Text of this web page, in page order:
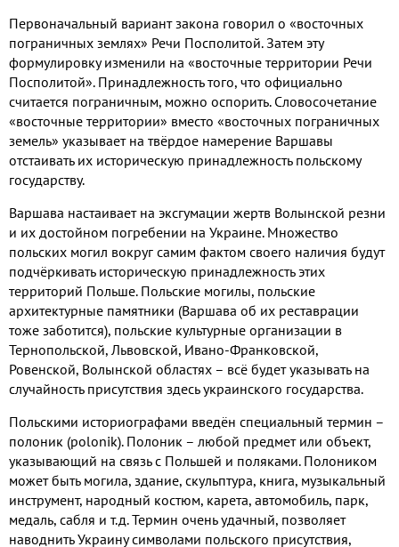
Первоначальный вариант закона говорил о «восточных
пограничных землях» Речи Посполитой.Затем эту
формулировку изменили на «восточные территории Речи
Посполитой». Принадлежность того, что официально
считается пограничным, можно оспорить. Словосочетание
«восточные территории» вместо «восточных пограничных
земель» указывает на твёрдое намерение Варшавы
отстаивать их историческую принадлежность польскому
государству.
Варшава настаивает на эксгумации жертв Волынской резни
и их достойном погребении на Украине. Множество
польских могил вокруг самим фактом своего наличия будут
подчёркивать историческую принадлежность этих
территорий Польше. Польские могилы, польские
архитектурные памятники (Варшава об их реставрации
тоже заботится), польские культурные организации в
Тернопольской, Львовской, Ивано-Франковской,
Ровенской, Волынской областях – всё будет указывать на
случайность присутствия здесь украинского государства.
Польскими историографами введён специальный термин –
полоник (polonik). Полоник – любой предмет или объект,
указывающий на связь с Польшей и поляками. Полоником
может быть могила, здание, скульптура, книга, музыкальный
инструмент, народный костюм, карета, автомобиль, парк,
медаль, сабля и т.д.Термин очень удачный, позволяет
наводнить Украину символами польского присутствия,